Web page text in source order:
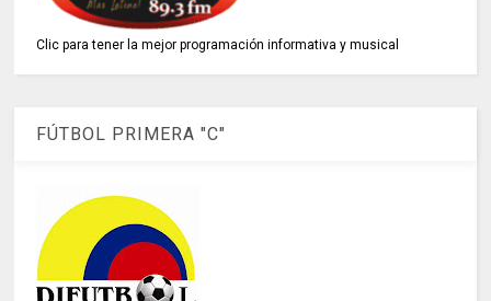
Clic para tener la mejor programación informativa y musical
FÚTBOL PRIMERA "C"